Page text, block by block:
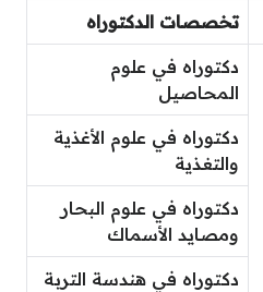
تخصصات الدكتوراه
دكتوراه في علوم
المحاصيل
دكتوراه في علوم الأغذية
والتغذية
دكتوراه في علوم البحار
ومصايد الأسماك
دكتوراه في هندسة التربة